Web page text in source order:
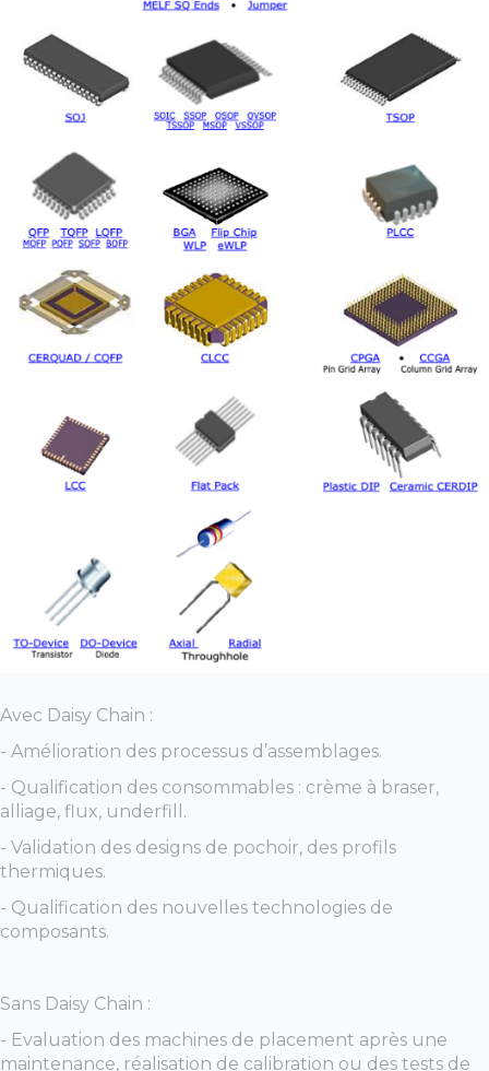
Avec Daisy Chain :
- Amélioration des processus d’assemblages.
- Qualification des consommables : crème à braser,
alliage, flux, underfill.
- Validation des designs de pochoir, des profils
thermiques.
- Qualification des nouvelles technologies de
composants.
Sans Daisy Chain :
- Evaluation des machines de placement après une
maintenance, réalisation de calibration ou des tests de